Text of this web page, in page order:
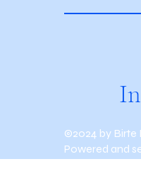
©2024 by Birte
Powered and